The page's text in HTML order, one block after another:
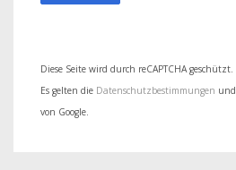
Diese Seite wird durch reCAPTCHA geschützt.
Es gelten die Datenschutzbestimmungen
von Google.